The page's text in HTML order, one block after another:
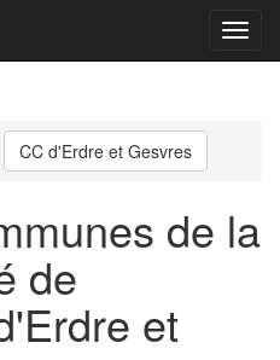
Menu
CC d'Erdre et Gesvres
de la
de
et